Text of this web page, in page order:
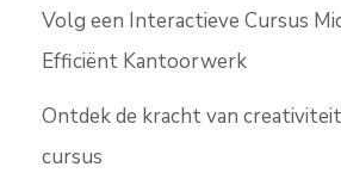
Volg een Interactieve Cursus
Efficiënt Kantoorwerk
Ontdek de kracht van
cursus